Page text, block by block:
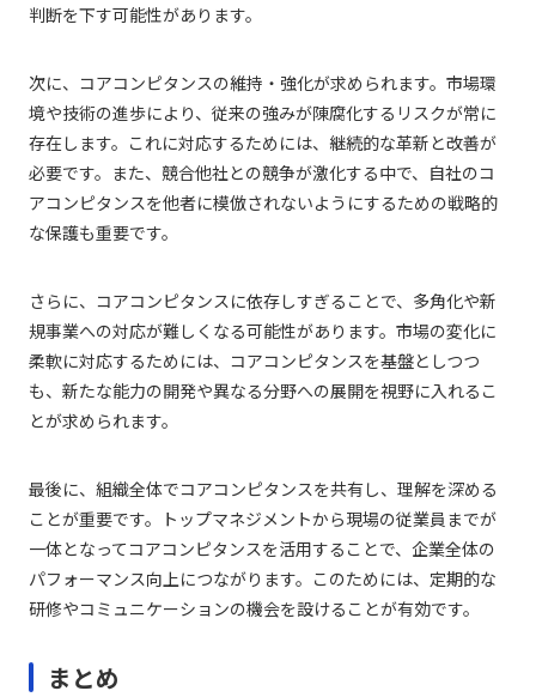
判断を下す可能性があります。
次に、コアコンピタンスの維持・強化が求められます。市場環
境や技術の進歩により、従来の強みが陳腐化するリスクが常に
存在します。これに対応するためには、継続的な革新と改善が
必要です。また、競合他社との競争が激化する中で、自社のコ
アコンピタンスを他者に模倣されないようにするための戦略的
な保護も重要です。
さらに、コアコンピタンスに依存しすぎることで、多角化や新
規事業への対応が難しくなる可能性があります。市場の変化に
柔軟に対応するためには、コアコンピタンスを基盤としつつ
も、新たな能力の開発や異なる分野への展開を視野に入れるこ
とが求められます。
最後に、組織全体でコアコンピタンスを共有し、理解を深める
ことが重要です。トップマネジメントから現場の従業員までが
一体となってコアコンピタンスを活用することで、企業全体の
パフォーマンス向上につながります。このためには、定期的な
研修やコミュニケーションの機会を設けることが有効です。
まとめ